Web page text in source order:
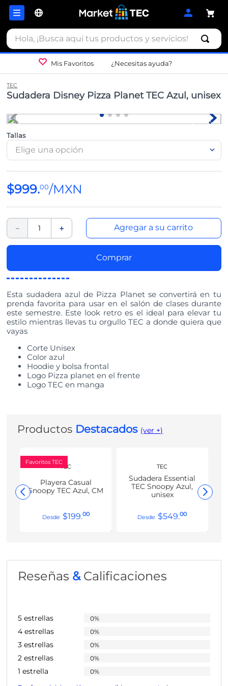
Hola, ¡Busca aquí tus productos y servicios!
Mis Favoritos ¿Necesitas ayuda?
TEC
Sudadera Disney Pizza Planet TEC Azul, unisex
Tallas
Elige una opción
$999.00
＋
－ Agregar a su carrito
Comprar
Esta sudadera azul de Pizza Planet se convertirá en tu
prenda favorita para usar en el salón de clases durante
este semestre. Este look retro es el ideal para elevar tu
estilo mientras llevas tu orgullo TEC a donde quiera que
vayas
Corte Unisex
Color azul
Hoodie y bolsa frontal
Logo Pizza planet en el frente
Logo TEC en manga
Productos Destacados (ver +)
Favoritos TEC
TEC
Playera Casual
Snoopy TEC Azul, CM
$199.00
TEC
Sudadera Essential
TEC Snoopy Azul,
unisex
$549.00
Reseñas &Calificaciones
5 estrellas 0%
4 estrellas 0%
3 estrellas 0%
2 estrellas 0%
1 estrella 0%